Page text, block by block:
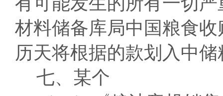
材料储备库局中国粮食
历天将根据的款划入中
七、某个